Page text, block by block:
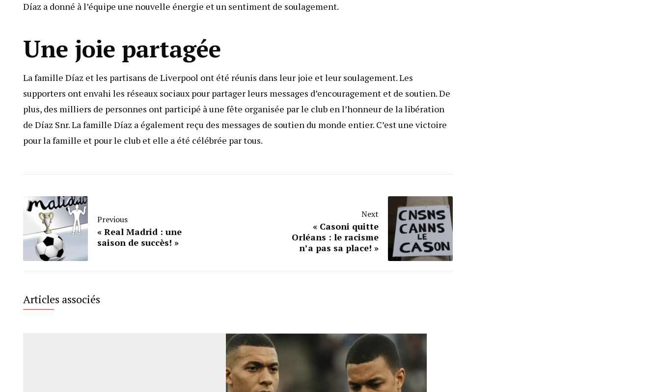
Díaz a donné à l’équipe une nouvelle énergie et un sentiment de soulagement.
Une joie partagée
La famille Díaz et les partisans de Liverpool ont été réunis dans leur joie et leur soulagement. Les
supporters ont envahi les réseaux sociaux pour partager leurs messages d’encouragement et de soutien. De
plus, des milliers de personnes ont participé à une fête organisée par le club en l’honneur de la libération
de Díaz Snr. La famille Díaz a également reçu des messages de soutien du monde entier. C’est une victoire
pour la famille et pour le club et elle a été célébrée par tous.
Previous
« Real Madrid : une
saison de succès! »
Next
« Casoni quitte
Orléans : le racisme
n’a pas sa place! »
Articles associés